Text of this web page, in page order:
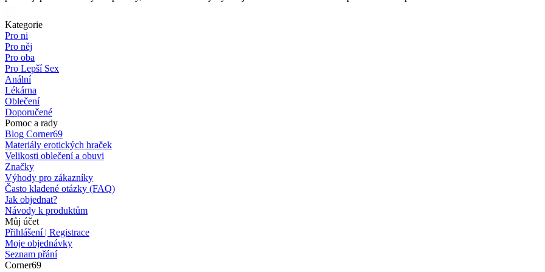
Kategorie
Pro ni
Pro něj
Pro oba
Pro Lepší Sex
Anální
Lékárna
Oblečení
Doporučené
Pomoc a rady
Blog Corner69
Materiály erotických hraček
Velikosti oblečení a obuvi
Značky
Výhody pro zákazníky
Často kladené otázky (FAQ)
Jak objednat?
Návody k produktům
Můj účet
Přihlášení | Registrace
Moje objednávky
Seznam přání
Corner69